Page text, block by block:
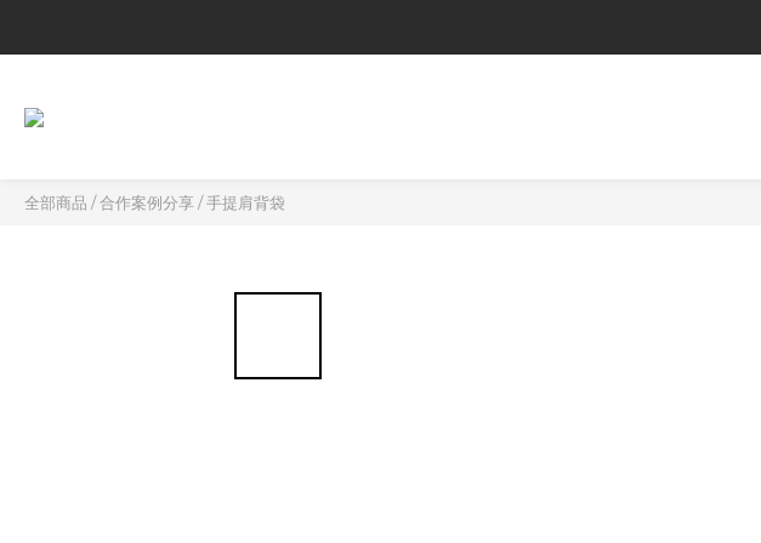
全部商品 /合作案例分享/手提肩背袋